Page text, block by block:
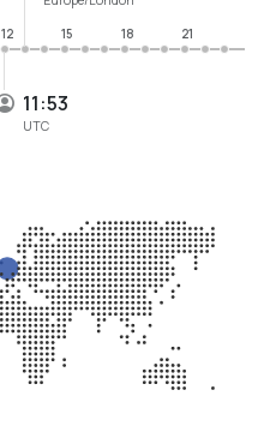
11:53
UTC
12 15 18 21